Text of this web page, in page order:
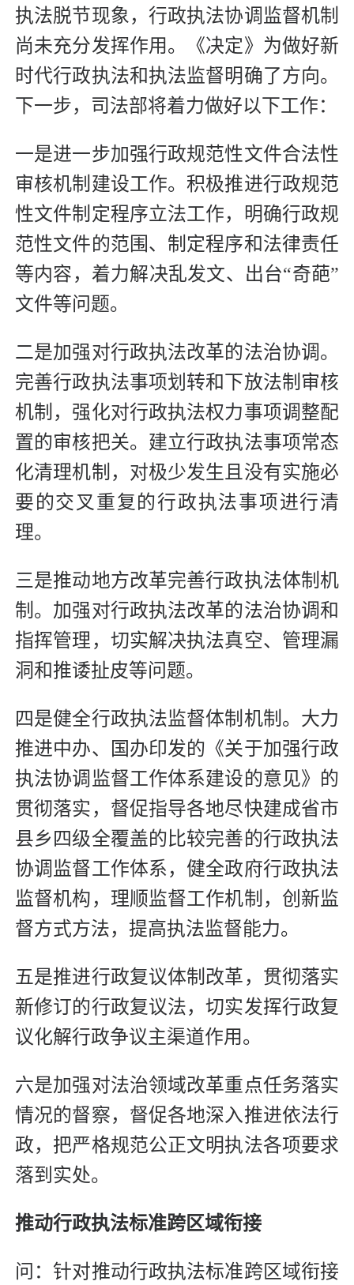
执法脱节现象，行政执法协调监督机制
尚未充分发挥作用。《决定》为做好新
时代行政执法和执法监督明确了方向。
下一步，司法部将着力做好以下工作：
一是进一步加强行政规范性文件合法性
审核机制建设工作。积极推进行政规范
性文件制定程序立法工作，明确行政规
范性文件的范围、制定程序和法律责任
等内容，着力解决乱发文、出台“奇葩”
文件等问题。
二是加强对行政执法改革的法治协调。
完善行政执法事项划转和下放法制审核
机制，强化对行政执法权力事项调整配
置的审核把关。建立行政执法事项常态
化清理机制，对极少发生且没有实施必
要的交叉重复的行政执法事项进行清
理。
三是推动地方改革完善行政执法体制机
制。加强对行政执法改革的法治协调和
指挥管理，切实解决执法真空、管理漏
洞和推诿扯皮等问题。
四是健全行政执法监督体制机制。大力
推进中办、国办印发的《关于加强行政
执法协调监督工作体系建设的意见》的
贯彻落实，督促指导各地尽快建成省市
县乡四级全覆盖的比较完善的行政执法
协调监督工作体系，健全政府行政执法
监督机构，理顺监督工作机制，创新监
督方式方法，提高执法监督能力。
五是推进行政复议体制改革，贯彻落实
新修订的行政复议法，切实发挥行政复
议化解行政争议主渠道作用。
六是加强对法治领域改革重点任务落实
情况的督察，督促各地深入推进依法行
政，把严格规范公正文明执法各项要求
落到实处。
推动行政执法标准跨区域衔接
问：针对推动行政执法标准跨区域衔接